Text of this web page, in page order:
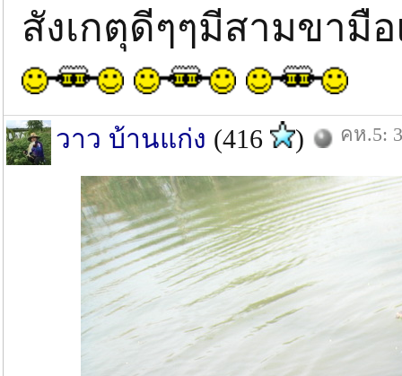
สังเกตุดีๆๆมีสามขามื
วาว บ้านแก่ง (416 ) คห.5: